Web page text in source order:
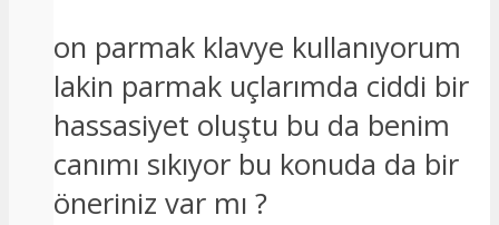
on parmak klavye kullanıyorum
lakin parmak uçlarımda ciddi bir
hassasiyet oluştu bu da benim
canımı sıkıyor bu konuda da bir
öneriniz var mı ?